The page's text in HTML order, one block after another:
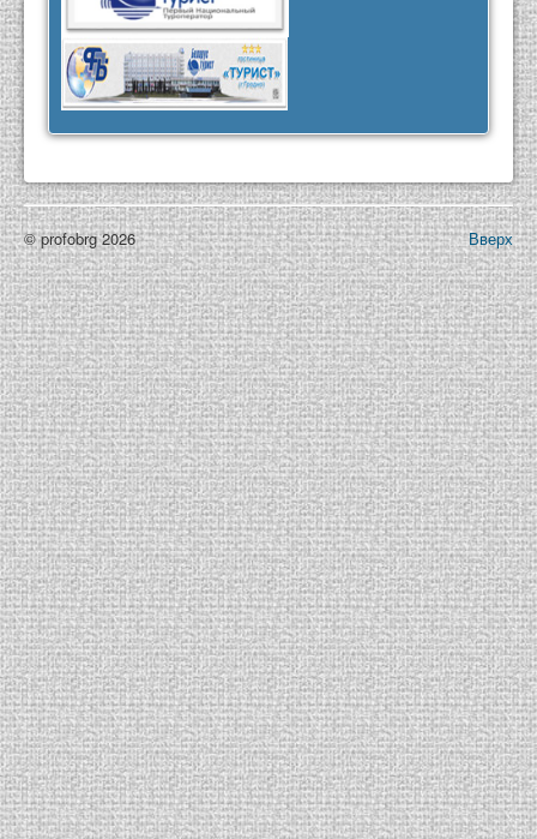
Вверх
© profobrg 2026